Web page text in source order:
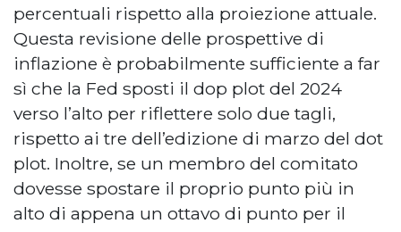
percentuali rispetto alla proiezione attuale.
Questa revisione delle prospettive di
inflazione è probabilmente sufficiente a far
sì che la Fed sposti il dop plot del 2024
verso l’alto per riflettere solo due tagli,
rispetto ai tre dell’edizione di marzo del dot
plot. Inoltre, se un membro del comitato
dovesse spostare il proprio punto più in
alto di appena un ottavo di punto per il